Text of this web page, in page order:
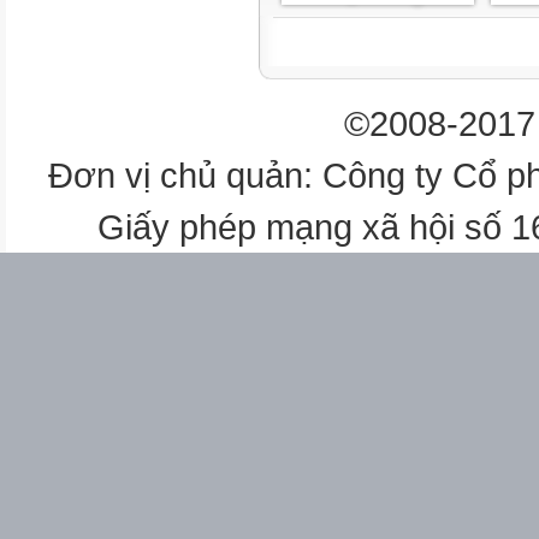
©2008-
Đơn vị chủ quản: Công ty Cổ
Giấy phép mạng xã hội số